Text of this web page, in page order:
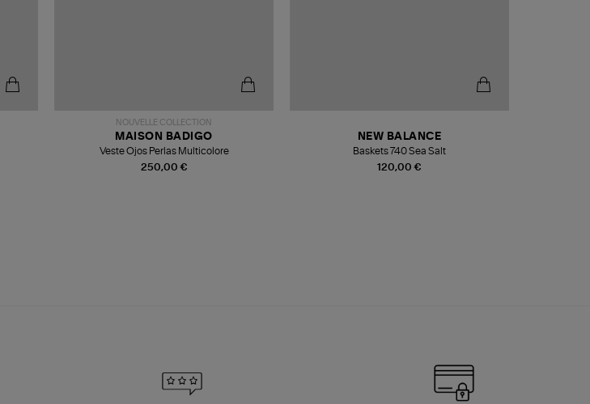
NOUVELLE COLLECTION
250,00 €
MAISON BADIGO
Veste Ojos Perlas Multicolore
120,00 €
NEW BALANCE
Baskets 740 Sea Salt